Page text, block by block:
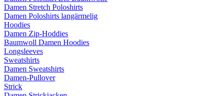
Damen Stretch Poloshirts
Damen Poloshirts langärmelig
Hoodies
Damen Zip-Hoddies
Baumwoll Damen Hoodies
Longsleeves
Sweatshirts
Damen Sweatshirts
Damen-Pullover
Strick